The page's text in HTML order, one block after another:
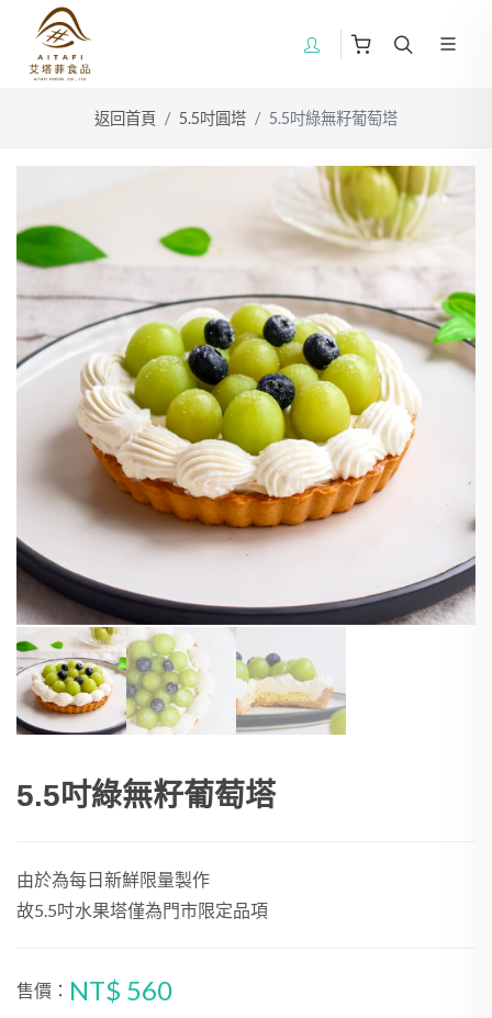
返回首頁 5.5吋圓塔 5.5吋綠無籽葡萄塔
5.5吋綠無籽葡萄塔
由於為每日新鮮限量製作
故5.5吋水果塔僅為門市限定品項
售價： NT$ 560